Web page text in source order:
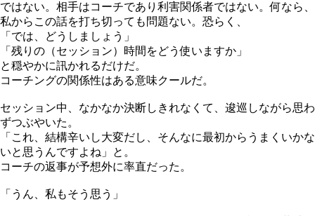
ではない。相手はコーチであり利害関係者ではない。何なら、
私からこの話を打ち切っても問題ない。恐らく、
「では、どうしましょう」
「残りの（セッション）時間をどう使いますか」
と穏やかに訊かれるだけだ。
コーチングの関係性はある意味クールだ。
セッション中、なかなか決断しきれなくて、逡巡しながら思わ
ずつぶやいた。
「これ、結構辛いし大変だし、そんなに最初からうまくいかな
いと思うんですよね」と。
コーチの返事が予想外に率直だった。
「うん、私もそう思う」